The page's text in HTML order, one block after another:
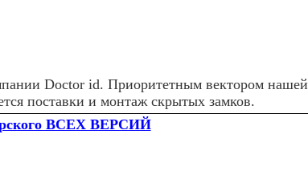
Doctor id. Приоритетным вектором нашей
поставки и монтаж скрытых замков.
ВСЕХ ВЕРСИЙ